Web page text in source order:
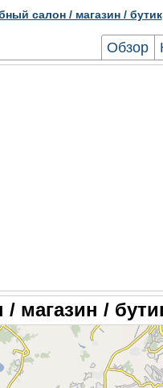
салон / магазин / бутик
Обзор
магазин /